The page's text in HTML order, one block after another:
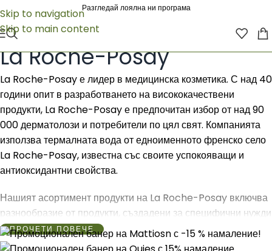
Skip to navigation
Skip to main content
Разгледай лоялна ни програма
Начало/La Roche-Posay
La Roche-Posay
La Roche-Posay е лидер в медицинска козметика. С над 40
години опит в разработването на висококачествени
продукти, La Roche-Posay е предпочитан избор от над 90
000 дерматолози и потребители по цял свят. Компанията
използва термалната вода от едноименното френско село
La Roche-Posay, известна със своите успокояващи и
антиоксидантни свойства.
Нашият асортимент продукти на La Roche-Posay включва
разнообразие от продукти, създадени за специфични нужди
на кожата. Продуктите са обогатени с термална вода и
активни съставки, които осигуряват хидратация,
ПРОЧЕТИ ПОВЕЧЕ